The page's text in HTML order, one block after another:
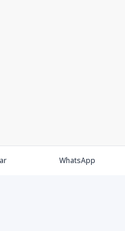
WhatsApp